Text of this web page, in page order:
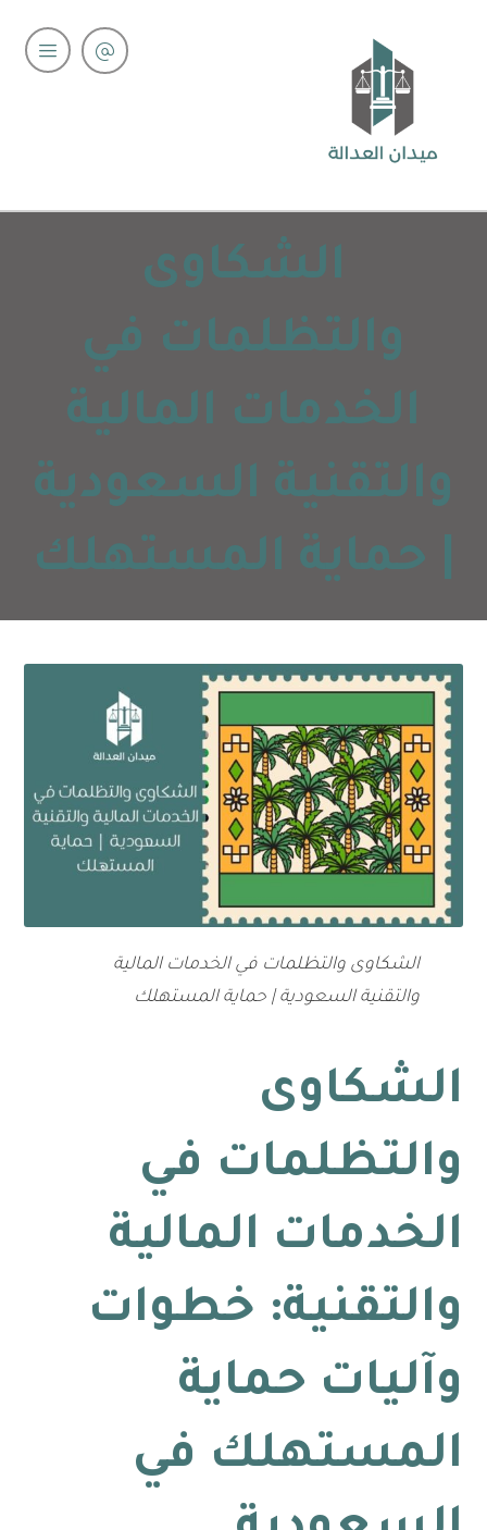
الشكاوى
والتظلمات في
الخدمات المالية
والتقنية السعودية
| حماية المستهلك
الشكاوى والتظلمات في الخدمات المالية
والتقنية السعودية | حماية المستهلك
الشكاوى
والتظلمات في
الخدمات المالية
والتقنية: خطوات
وآليات حماية
المستهلك في